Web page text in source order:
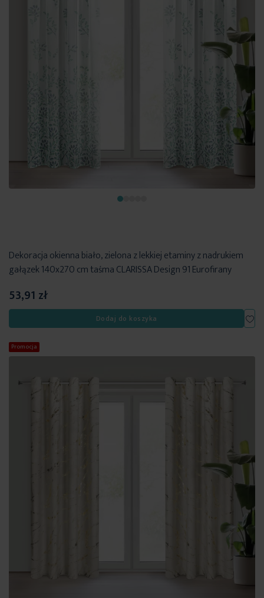
Dekoracja okienna biało, zielona z lekkiej etaminy z nadrukiem
gałązek 140x270 cm taśma CLARISSA Design 91 Eurofirany
53,91 zł
Dodaj do koszyka
Promocja